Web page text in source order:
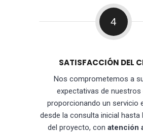
4
SATISFACCIÓN DEL
Nos comprometemos a
expectativas de nuestros
proporcionando un servicio
desde la consulta inicial hasta
del proyecto, con atención